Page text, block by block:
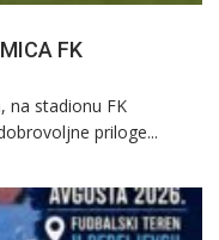
FK
na stadionu FK
priloge...